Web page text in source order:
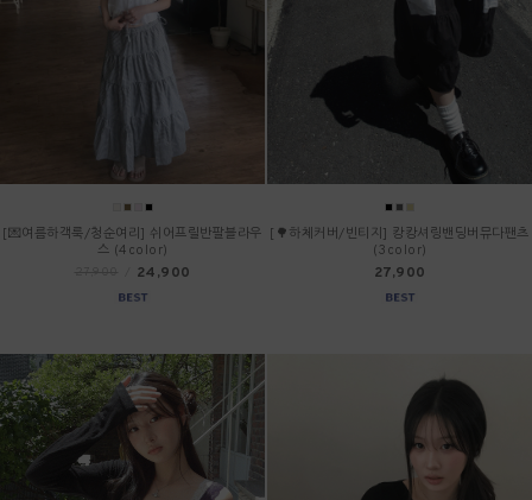
[💌여름하객룩/청순여리] 쉬어프릴반팔블라우
스 (4color)
24,900
[🌳하체커버/빈티지] 캉캉셔링밴딩버뮤다팬츠
(3color)
27,900